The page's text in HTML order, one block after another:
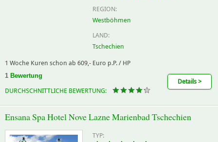
REGION:
Westböhmen
LAND:
Tschechien
1 Woche Kuren schon ab 609,- Euro p.P. / HP
1 Bewertung
DURCHSCHNITTLICHE BEWERTUNG:
Details >
Ensana Spa Hotel Nove Lazne Marienbad Tschechien
TYP: